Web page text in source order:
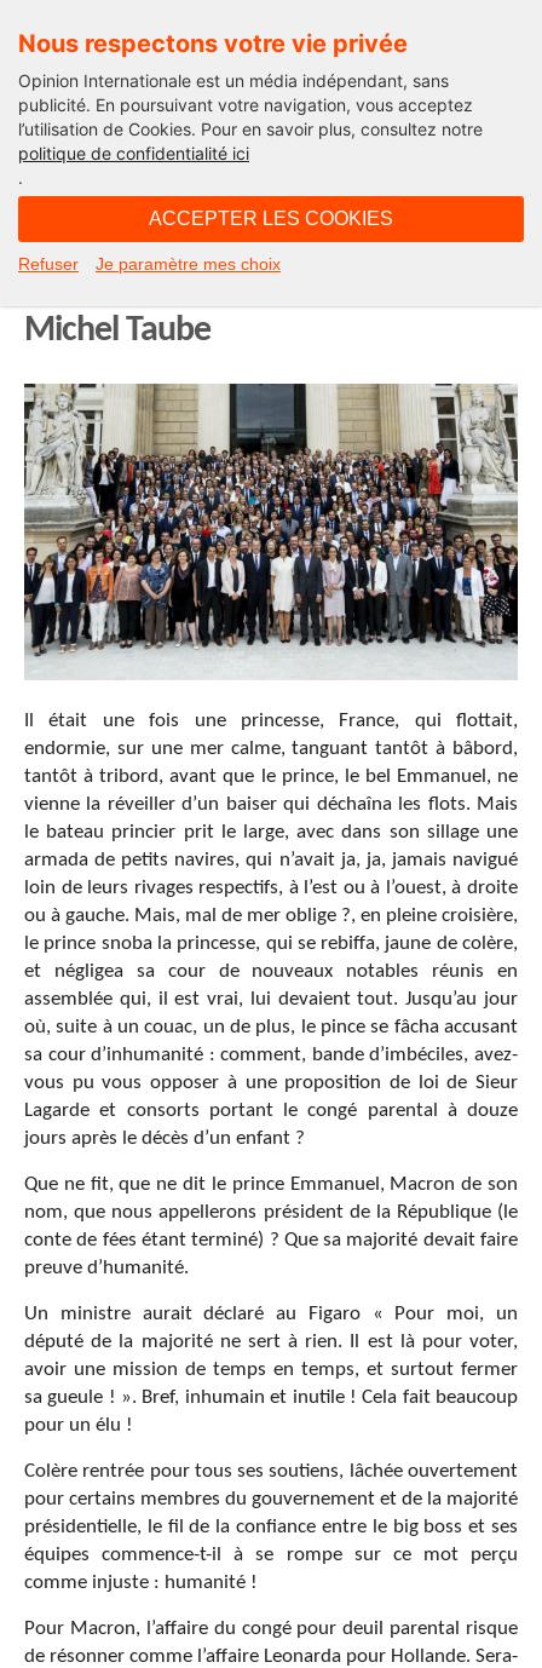
Nous respectons votre vie privée
Opinion Internationale est un média indépendant, sans
publicité. En poursuivant votre navigation, vous acceptez
l’utilisation de Cookies. Pour en savoir plus, consultez notre
politique de confidentialité ici
.
ACCEPTER LES COOKIES
Refuser Je paramètre mes choix
Edito
Au secours, les frondeurs
Michel Taube
Il était une fois une princesse, France, qui flottait,
endormie, sur une mer calme, tanguant tantôt à bâbord,
tantôt à tribord, avant que le prince, le bel Emmanuel, ne
vienne la réveiller d’un baiser qui déchaîna les flots. Mais
le bateau princier prit le large, avec dans son sillage une
armada de petits navires, qui n’avait ja, ja, jamais navigué
loin de leurs rivages respectifs, à l’est ou à l’ouest, à droite
ou à gauche. Mais, mal de mer oblige ?, en pleine croisière,
le prince snoba la princesse, qui se rebiffa, jaune de colère,
et négligea sa cour de nouveaux notables réunis en
assemblée qui, il est vrai, lui devaient tout. Jusqu’au jour
où, suite à un couac, un de plus, le pince se fâcha accusant
sa cour d’inhumanité : comment, bande d’imbéciles, avez-
vous pu vous opposer à une proposition de loi de Sieur
Lagarde et consorts portant le congé parental à douze
jours après le décès d’un enfant ?
Que ne fit, que ne dit le prince Emmanuel, Macron de son
nom, que nous appellerons président de la République (le
conte de fées étant terminé) ? Que sa majorité devait faire
preuve d’humanité.
Un ministre aurait déclaré au Figaro « Pour moi, un
député de la majorité ne sert à rien. Il est là pour voter,
avoir une mission de temps en temps, et surtout fermer
sa gueule ! ». Bref, inhumain et inutile ! Cela fait beaucoup
pour un élu !
Colère rentrée pour tous ses soutiens, lâchée ouvertement
pour certains membres du gouvernement et de la majorité
présidentielle, le fil de la confiance entre le big boss et ses
équipes commence-t-il à se rompe sur ce mot perçu
comme injuste : humanité !
Pour Macron, l’affaire du congé pour deuil parental risque
de résonner comme l’affaire Leonarda pour Hollande. Sera-